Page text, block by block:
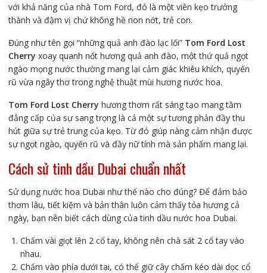
với khả năng của nhà Tom Ford, đó là một viên kẹo trưởng
thành và đậm vị chứ không hề non nớt, trẻ con.
Đúng như tên gọi “những quả anh đào lạc lối” Tom Ford Lost
Cherry xoay quanh nốt hương quả anh đào, một thứ quả ngọt
ngào mọng nước thường mang lại cảm giác khiêu khích, quyến
rũ vừa ngây thơ trong nghệ thuật mùi hương nước hoa.
Tom Ford Lost Cherry hương thơm rất sáng tạo mang tầm
đẳng cấp của sự sang trọng là cả một sự tương phản đầy thu
hút giữa sự trẻ trung của kẹo. Từ đó giúp nàng cảm nhận được
sự ngọt ngào, quyến rũ và đầy nữ tính mà sản phẩm mang lại.
Cách sử tinh dầu Dubai chuẩn nhất
Sử dụng nước hoa Dubai như thế nào cho đúng? Để đảm bảo
thơm lâu, tiết kiệm và bản thân luôn cảm thấy tỏa hương cả
ngày, bạn nên biết cách dùng của tinh dầu nước hoa Dubai.
Chấm vài giọt lên 2 cổ tay, không nên chà sát 2 cổ tay vào
nhau.
Chấm vào phía dưới tai, có thể giữ cây chấm kéo dài dọc cổ